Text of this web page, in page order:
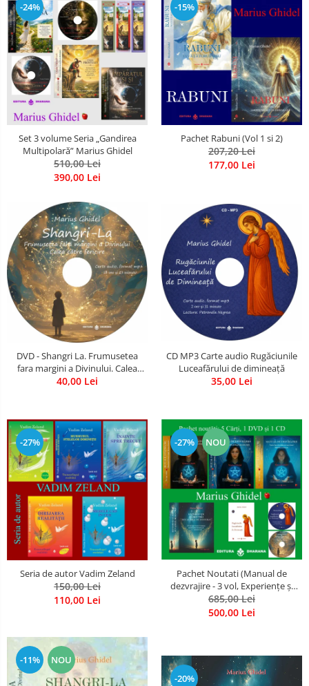
-24%
Set 3 volume Seria „Gandirea
Multipolară” Marius Ghidel
510,00 Lei
390,00 Lei
-15%
Pachet Rabuni (Vol 1 si 2)
207,20 Lei
177,00 Lei
DVD - Shangri La. Frumusetea
fara margini a Divinului. Calea
catre fericire
40,00 Lei
CD MP3 Carte audio Rugăciunile
Luceafărului de dimineață
35,00 Lei
-27%
Seria de autor Vadim Zeland
150,00 Lei
110,00 Lei
-27% NOU
Pachet Noutati (Manual de
dezvrajire - 3 vol, Experiențe și
amintiri, Rugăciunile
Luceafarului de dimineata) -
685,00 Lei
500,00 Lei
-11% NOU
-20%